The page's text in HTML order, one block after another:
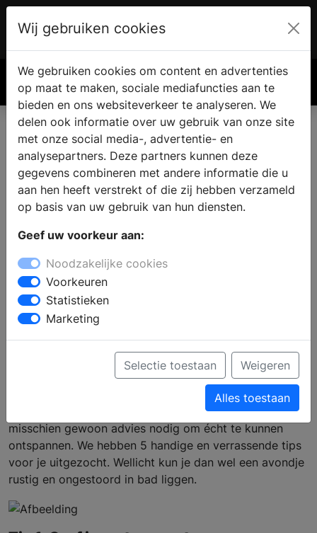
€ 0.00
Rustig en ongestoord in
bad gaan: 5 tips
in de badkamer staan, maar
maak je er veel te weinig gebruik van? Dan heb je
misschien gewoon advies nodig om écht te kunnen
ontspannen. We hebben 5 handige en verrassende tips
voor je uitgezocht. Wellicht kun je dan wel een avondje
rustig en ongestoord in bad liggen.
Wij gebruiken cookies
We gebruiken cookies om content en advertenties
op maat te maken, sociale mediafuncties aan te
bieden en ons websiteverkeer te analyseren. We
delen ook informatie over uw gebruik van onze site
met onze social media-, advertentie- en
analysepartners. Deze partners kunnen deze
gegevens combineren met andere informatie die u
aan hen heeft verstrekt of die zij hebben verzameld
op basis van uw gebruik van hun diensten.
Geef uw voorkeur aan:
Noodzakelijke cookies
Voorkeuren
Statistieken
Marketing
Selectie toestaan Weigeren
Alles toestaan